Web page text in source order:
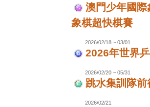
澳門少年國
象棋超快棋賽
2026/02/18 ~ 03/01
2026年世界
2026/02/20 ~ 05/31
跳水集訓隊
2026/02/21